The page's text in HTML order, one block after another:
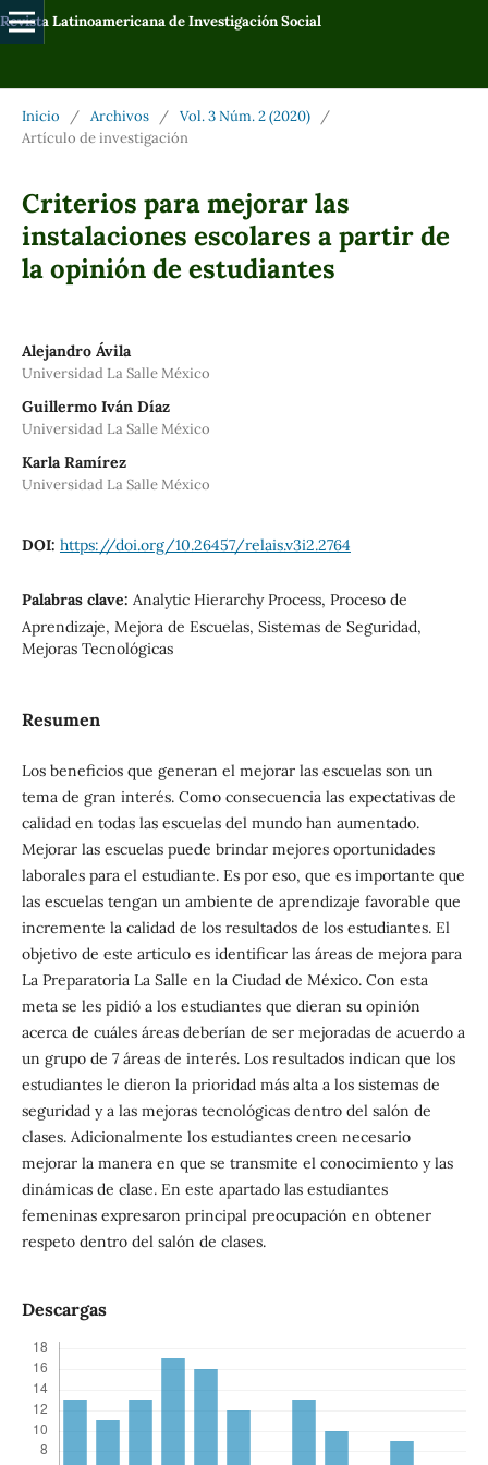
Revista Latinoamericana de Investigación Social
Inicio / Archivos / Vol. 3 Núm. 2 (2020)
/
Artículo de investigación
Criterios para mejorar las
instalaciones escolares a partir de
la opinión de estudiantes
Alejandro Ávila
Universidad La Salle México
Guillermo Iván Díaz
Universidad La Salle México
Karla Ramírez
Universidad La Salle México
DOI: https://doi.org/10.26457/relais.v3i2.2764
Palabras clave: Analytic Hierarchy Process, Proceso de
Aprendizaje, Mejora de Escuelas, Sistemas de Seguridad,
Mejoras Tecnológicas
Resumen
Los beneficios que generan el mejorar las escuelas son un
tema de gran interés. Como consecuencia las expectativas de
calidad en todas las escuelas del mundo han aumentado.
Mejorar las escuelas puede brindar mejores oportunidades
laborales para el estudiante. Es por eso, que es importante que
las escuelas tengan un ambiente de aprendizaje favorable que
incremente la calidad de los resultados de los estudiantes. El
objetivo de este articulo es identificar las áreas de mejora para
La Preparatoria La Salle en la Ciudad de México. Con esta
meta se les pidió a los estudiantes que dieran su opinión
acerca de cuáles áreas deberían de ser mejoradas de acuerdo a
un grupo de 7 áreas de interés. Los resultados indican que los
estudiantes le dieron la prioridad más alta a los sistemas de
seguridad y a las mejoras tecnológicas dentro del salón de
clases. Adicionalmente los estudiantes creen necesario
mejorar la manera en que se transmite el conocimiento y las
dinámicas de clase. En este apartado las estudiantes
femeninas expresaron principal preocupación en obtener
respeto dentro del salón de clases.
Descargas